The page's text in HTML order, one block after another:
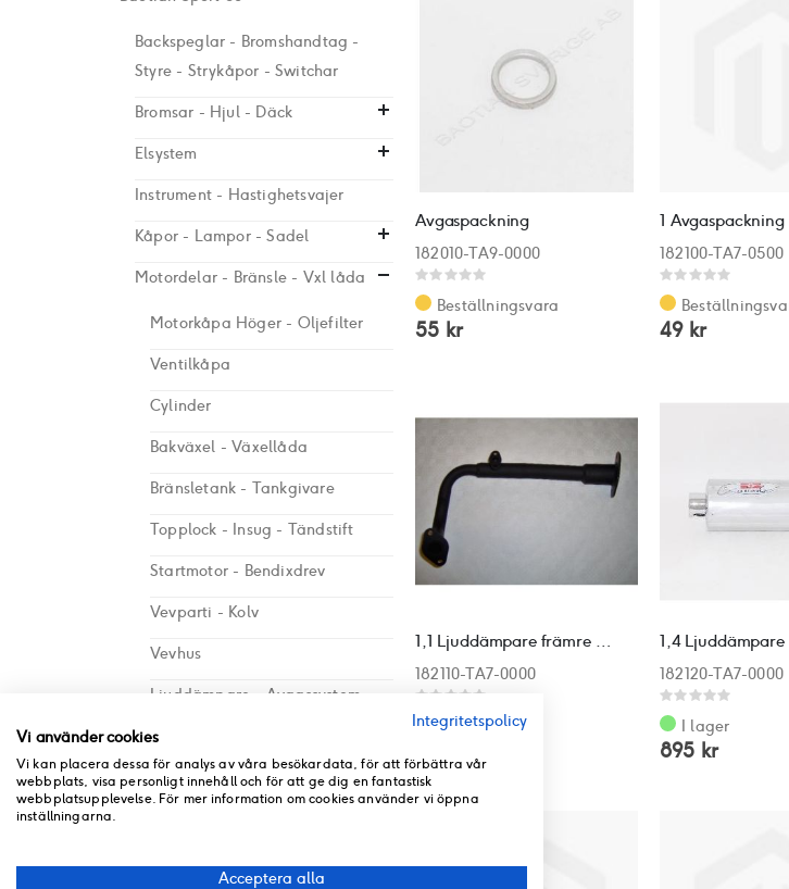
Avgaspackning
182010-TA9-0000
Rating:
0%
Beställningsvara
55 kr
1 Avgaspackning
182100-TA7-0500
Rating:
0%
49 kr
1,1 Ljuddämpare främre del
182110-TA7-0000
0%
I lager
1,4
182120-TA7-0000
Rating:
0%
I lager
895 kr
Backspeglar - Bromshandtag -
Styre - Strykåpor - Switchar
Bromsar - Hjul - Däck
Elsystem
Instrument - Hastighetsvajer
Kåpor - Lampor - Sadel
Motordelar - Bränsle - Vxl låda
Motorkåpa Höger - Oljefilter
Ventilkåpa
Cylinder
Bakväxel - Växellåda
Bränsletank - Tankgivare
Topplock - Insug - Tändstift
Startmotor - Bendixdrev
Vevparti - Kolv
Vevhus
Ljuddämpare - Avgassystem
Förgasare Hualong
Variatorkåpa
Integritetspolicy
Vi använder cookies
Vi kan placera dessa för analys av våra besökardata, för att förbättra vår
webbplats, visa personligt innehåll och för att ge dig en fantastisk
webbplatsupplevelse. För mer information om cookies använder vi öppna
inställningarna.
Acceptera alla